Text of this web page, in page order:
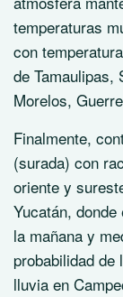
temperaturas
con
de Tamaulipas,
Morelos,
Finalmente,
(surada) con
oriente y
Yucatán,
la mañana y
probabilidad
lluvia en